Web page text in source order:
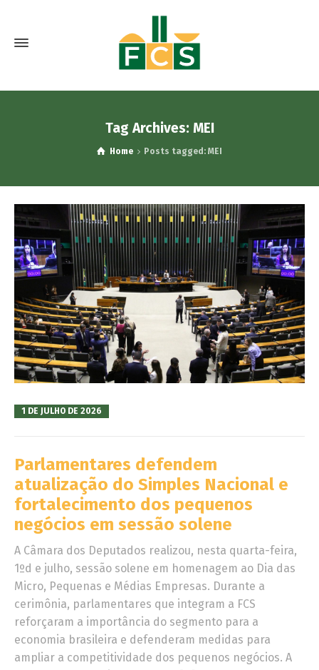
Tag Archives: MEI
Home Posts tagged: MEI
1 DE JULHO DE 2026
Parlamentares defendem
atualização do Simples Nacional e
fortalecimento dos pequenos
negócios em sessão solene
A Câmara dos Deputados realizou, nesta quarta-feira,
1ºd e julho, sessão solene em homenagem ao Dia das
Micro, Pequenas e Médias Empresas. Durante a
cerimônia, parlamentares que integram a FCS
reforçaram a importância do segmento para a
economia brasileira e defenderam medidas para
ampliar a competitividade dos pequenos negócios. A